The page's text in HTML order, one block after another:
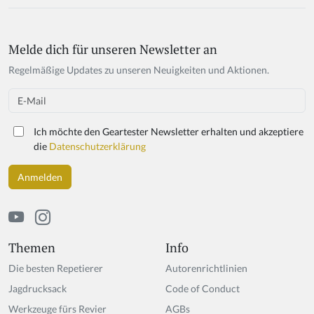
Themen
Die besten Repetierer
Jagdrucksack
Werkzeuge fürs Revier
Info
Autorenrichtlinien
Code of Conduct
AGBs
Melde dich für unseren Newsletter an
Regelmäßige Updates zu unseren Neuigkeiten und Aktionen.
Email
Ich möchte den Geartester Newsletter erhalten und akzeptiere
die Datenschutzerklärung